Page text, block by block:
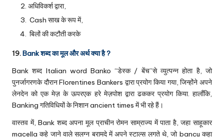
अधिविकर्श द्वारा,
Cash साख के रूप में,
बिलों की कटौती करके
19.Bank शब्द का मूल और अर्थ क्या है ?
Bank शब्द Italian word Banko “डेस्क / बेंच”से व्युत्पन्न होता है, जो
पुनर्जागरणके दौरान Florentines Bankers द्वारा प्रयोग किया गया, जिन्होंने अपने
लेनदेन को एक मेज़ के ऊपरएक हरे मेज़पोश द्वारा ढककर प्रयोग किया. हालाँकि,
Banking गतिविधियों के निशान ancient times में भी रहे हैं।
वास्तव में, Bank शब्द अपना मूल प्राचीन रोमन साम्राज्य में पाता है, जहा साहूकार
macella कहे जाने वाले सलग्न बरामदे में अपने स्टाल्स लगते थे, जो bancu कहा